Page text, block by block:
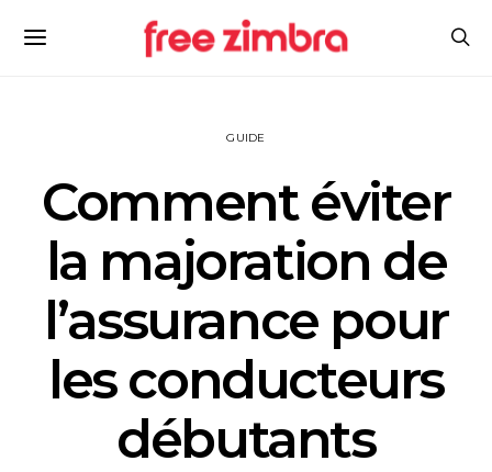
GUIDE
Comment éviter
la majoration de
l’assurance pour
les conducteurs
débutants